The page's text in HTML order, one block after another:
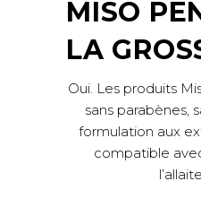
MISO
LA
Oui. Les produits
sans parabènes,
formulation aux
compatible